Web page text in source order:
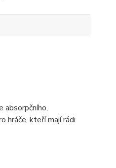
absorpčního,
hráče, kteří mají rádi